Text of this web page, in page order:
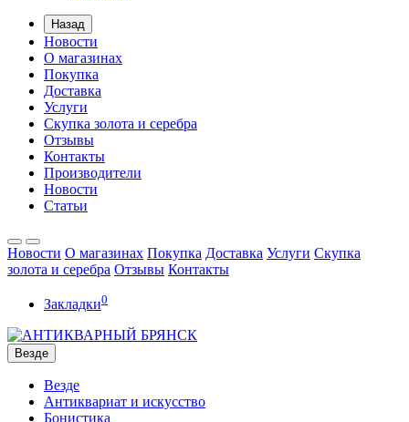
Назад
Новости
О магазинах
Покупка
Доставка
Услуги
Скупка золота и серебра
Отзывы
Контакты
Производители
Новости
Статьи
Новости О магазинах Покупка Доставка Услуги Скупка
золота и серебра Отзывы Контакты
Закладки0
Везде
Везде
Антиквариат и искусство
Бонистика